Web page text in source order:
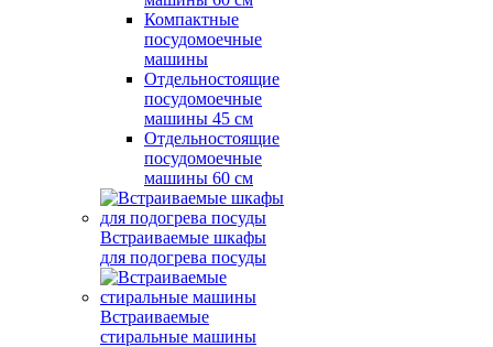
Компактные
посудомоечные
машины
Отдельностоящие
посудомоечные
машины 45 см
Отдельностоящие
посудомоечные
машины 60 см
Встраиваемые шкафы
для подогрева посуды
Встраиваемые
стиральные машины